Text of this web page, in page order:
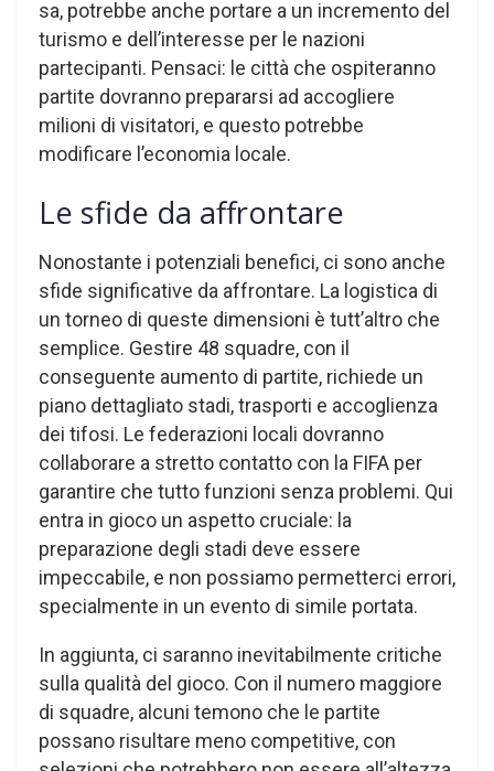
sa, potrebbe anche portare a un incremento del
turismo e dell’interesse per le nazioni
partecipanti. Pensaci: le città che ospiteranno
partite dovranno prepararsi ad accogliere
milioni di visitatori, e questo potrebbe
modificare l’economia locale.
Le sfide da affrontare
Nonostante i potenziali benefici, ci sono anche
sfide significative da affrontare. La logistica di
un torneo di queste dimensioni è tutt’altro che
semplice. Gestire 48 squadre, con il
conseguente aumento di partite, richiede un
piano dettagliato stadi, trasporti e accoglienza
dei tifosi. Le federazioni locali dovranno
collaborare a stretto contatto con la FIFA per
garantire che tutto funzioni senza problemi. Qui
entra in gioco un aspetto cruciale: la
preparazione degli stadi deve essere
impeccabile, e non possiamo permetterci errori,
specialmente in un evento di simile portata.
In aggiunta, ci saranno inevitabilmente critiche
sulla qualità del gioco. Con il numero maggiore
di squadre, alcuni temono che le partite
possano risultare meno competitive, con